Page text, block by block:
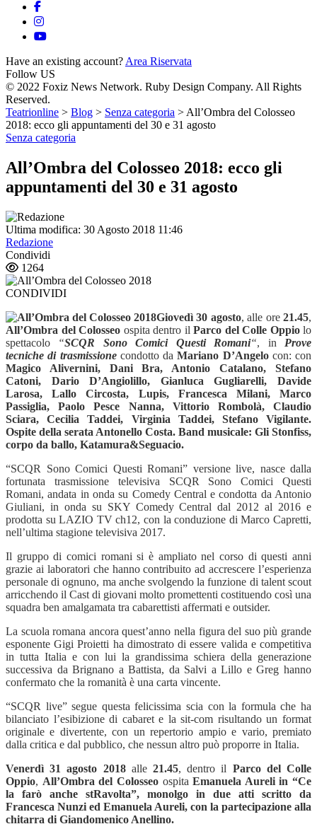
Have an existing account? Area Riservata
Follow US
© 2022 Foxiz News Network. Ruby Design Company. All Rights
Reserved.
Teatrionline > Blog > Senza categoria > All’Ombra del Colosseo
2018: ecco gli appuntamenti del 30 e 31 agosto
Senza categoria
All’Ombra del Colosseo 2018: ecco gli
appuntamenti del 30 e 31 agosto
Ultima modifica: 30 Agosto 2018 11:46
Redazione
Condividi
1264
CONDIVIDI
Giovedì 30 agosto, alle ore21.45,
All’Ombra del Colosseo ospita dentro il Parco del Colle Oppiolo
spettacolo “SCQR Sono Comici Questi Romani“, in Prove
tecniche di trasmissione condotto daMariano D’Angelocon: con
Magico Alivernini, Dani Bra, Antonio Catalano, Stefano
Catoni, Dario D’Angiolillo, Gianluca Gugliarelli, Davide
Larosa, Lallo Circosta, Lupis, Francesca Milani, Marco
Passiglia, Paolo Pesce Nanna, Vittorio Rombolà, Claudio
Sciara, Cecilia Taddei, Virginia Taddei, Stefano Vigilante.
Ospite della serata Antonello Costa. Band musicale: Gli Stonfiss,
corpo da ballo, Katamura&Seguacio.
“SCQR Sono Comici Questi Romani” versione live, nasce dalla
fortunata trasmissione televisiva SCQR Sono Comici Questi
Romani, andata in onda su Comedy Central e condotta da Antonio
Giuliani, in onda su SKY Comedy Central dal 2012 al 2016 e
prodotta su LAZIO TV ch12, con la conduzione di Marco Capretti,
nell’ultima stagione televisiva 2017.
Il gruppo di comici romani si è ampliato nel corso di questi anni
grazie ai laboratori che hanno contribuito ad accrescere l’esperienza
personale di ognuno, ma anche svolgendo la funzione di talent scout
arricchendo il Cast di giovani molto promettenti costituendo così una
squadra ben amalgamata tra cabarettisti affermati e outsider.
La scuola romana ancora quest’anno nella figura del suo più grande
esponente Gigi Proietti ha dimostrato di essere valida e competitiva
in tutta Italia e con lui la grandissima schiera della generazione
successiva da Brignano a Battista, da Salvi a Lillo e Greg hanno
confermato che la romanità è una carta vincente.
“SCQR live” segue questa felicissima scia con la formula che ha
bilanciato l’esibizione di cabaret e la sit-com risultando un format
originale e divertente, con un repertorio ampio e vario, premiato
dalla critica e dal pubblico, che nessun altro può proporre in Italia.
Venerdì 31 agosto 2018alle21.45, dentro il Parco del Colle
Oppio, All’Ombra del ColosseoospitaEmanuela Aureli in “Ce
la farò anche stRavolta”, monolgo in due atti scritto da
Francesca Nunzi ed Emanuela Aureli, con la partecipazione alla
chitarra di Giandomenico Anellino.